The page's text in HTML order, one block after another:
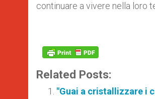
continuare a vivere nella loro
Related Posts:
"Guai a cristallizzare i